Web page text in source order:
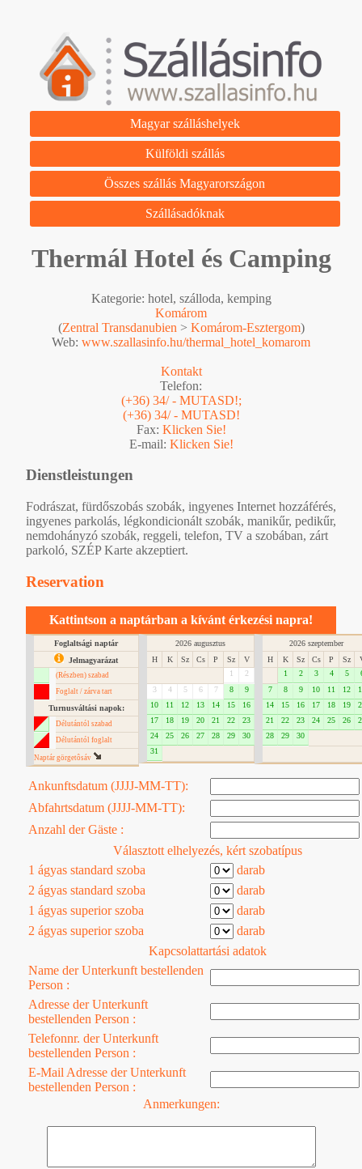
Magyar szálláshelyek
Külföldi szállás
Összes szállás Magyarországon
Szállásadóknak
Thermál Hotel és Camping
Kategorie: hotel, szálloda, kemping
Komárom
(Zentral Transdanubien > Komárom-Esztergom)
Web: www.szallasinfo.hu/thermal_hotel_komarom
Kontakt
Telefon:
(+36) 34/ - MUTASD!;
(+36) 34/ - MUTASD!
Fax: Klicken Sie!
E-mail: Klicken Sie!
Dienstleistungen
Fodrászat, fürdőszobás szobák, ingyenes Internet hozzáférés,
ingyenes parkolás, légkondicionált szobák, manikűr, pedikűr,
nemdohányzó szobák, reggeli, telefon, TV a szobában, zárt
parkoló, SZÉP Karte akzeptiert.
Reservation
Kattintson a naptárban a kívánt érkezési napra!
Foglaltsági naptár
Jelmagyarázat
(Részben) szabad
Foglalt / zárva tart
Turnusváltási napok:
Délutántól szabad
Délutántól foglalt
Naptár görgetôsáv
2026 augusztus
H
K Sz Cs P Sz
V
1
2
3
4 5 6 7 8
9
10
11 12 13 14 15
16
17
18 19 20 21 22
23
24
25 26 27 28 29
30
31
2026 szeptember
H
K Sz Cs P Sz
1
2 3 4 5
7
8 9 10 11 12
14
15 16 17 18 19
21
22 23 24 25 26
28
29 30
Ankunftsdatum (JJJJ-MM-TT):
Abfahrtsdatum (JJJJ-MM-TT):
Anzahl der Gäste :
Választott elhelyezés, kért szobatípus
1 ágyas standard szoba
darab
2 ágyas standard szoba
darab
1 ágyas superior szoba
darab
2 ágyas superior szoba
darab
Kapcsolattartási adatok
Name der Unterkunft bestellenden
Person :
Adresse der Unterkunft
bestellenden Person :
Telefonnr. der Unterkunft
bestellenden Person :
E-Mail Adresse der Unterkunft
bestellenden Person :
Anmerkungen: